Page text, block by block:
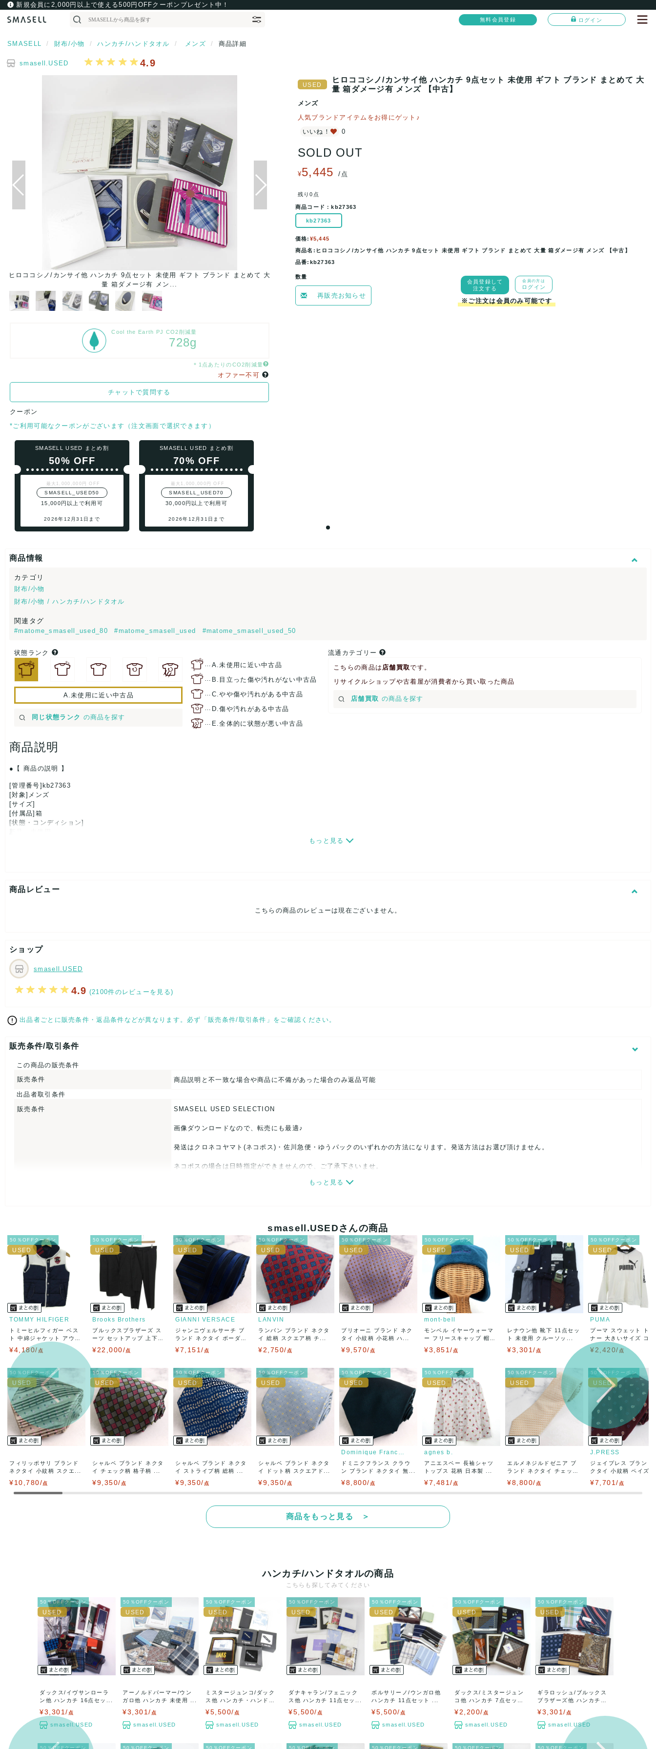
新規会員に2,000円以上で使える500円OFFクーポンプレゼント中！
無料会員登録 ログイン
SMASELL 財布/小物 ハンカチ/ハンドタオル メンズ 商品詳細
smasell.USED 4.9
ヒロココシノ/カンサイ他 ハンカチ 9点セット 未使用 ギフト ブランド まとめて 大
量 箱ダメージ有 メン...
ヒロココシノ/カンサイ他 ハンカチ 9点セット 未使用 ギフト ブランド まとめて 大
量 箱ダメージ有 メン...
ヒロココシノ/カンサイ他 ハンカチ
Cool the Earth PJ CO2削減量
728g
＊1点あたりのCO2削減量
オファー不可
チャットで質問する
ヒロココシノ/カンサイ他 ハンカチ 9点セット 未使用 ギフト ブランド まとめて 大
量 箱ダメージ有 メンズ 【中古】
メンズ
人気ブランドアイテムをお得にゲット♪
いいね！
0
SOLD OUT
¥5,445 / 点
残り0点
商品コード：kb27363
kb27363
価格: ¥5,445
商品名:ヒロココシノ/カンサイ他 ハンカチ 9点セット 未使用 ギフト ブランド まとめて 大量 箱ダメージ有 メンズ 【中古】
品番:kb27363
数量
再販売お知らせ
会員登録して
注文する
会員の方は
ログイン
※ご注文は会員のみ可能です
クーポン
*ご利用可能なクーポンがございます（注文画面で選択できます）
SMASELL USED まとめ割
50% OFF
最大1,000,000円 OFF
SMASELL_USED50
15,000円以上で利用可
2026年12月31日まで
SMASELL USED まとめ割
70% OFF
最大1,000,000円 OFF
SMASELL_USED70
30,000円以上で利用可
2026年12月31日まで
商品情報
カテゴリ
財布/小物
財布/小物 / ハンカチ/ハンドタオル
関連タグ
#matome_smasell_used_80 #matome_smasell_used #matome_smasell_used_50
状態ランク
A.未使用に近い中古品
同じ状態ランク の商品を探す
… A.未使用に近い中古品
… B.目立った傷や汚れがない中古品
… C.やや傷や汚れがある中古品
… D.傷や汚れがある中古品
… E.全体的に状態が悪い中古品
流通カテゴリー
こちらの商品は 店舗買取です。
リサイクルショップや古着屋が消費者から買い取った商品
店舗買取 の商品を探す
商品説明
【 商品の説明 】
[管理番号]kb27363
[対象]メンズ
[サイズ]
[付属品]箱
[状態・コンディション]
【 パッケージ 】
なし
もっと見る
商品レビュー
こちらの商品のレビューは現在ございません。
ショップ
smasell.USED
4.9 (2100件のレビューを見る)
出品者ごとに販売条件・返品条件などが異なります。必ず「販売条件/取引条件」をご確認ください。
販売条件/取引条件
この商品の販売条件
販売条件
商品説明と不一致な場合や商品に不備があった場合のみ返品可能
出品者取引条件
販売条件
SMASELL USED SELECTION
画像ダウンロードなので、転売にも最適♪
発送はクロネコヤマト(ネコポス)・佐川急便・ゆうパックのいずれかの方法になります。発送方法はお選び頂けません。
ネコポスの場合は日時指定ができませんので、ご了承下さいませ。
USED品に関しましては、見る方によって状態の価値観が異なりますので、トラブルを避けるため、神経質な方や完璧な商品を求められる方は御購
また商品には細心の注意をはらっておりますが、何かございましたら、レビュー記載前に必ずコメント欄よりご連絡お願い致します。対応できるこ
とがあれば、誠意をもって対応致します。
また並行輸入品もございますので、真贋方法などお答えできない場合もございます。
万が一、購入後に偽造品等が発覚しましたら、返品・返金にて対応致しますので、ご連絡お願い致します。
決済方法 クレジットカード、メルペイ、銀行振込、PayPay、コンビニ払い
出荷 送料：¥1,650(見込み)
送料表を確認する
出荷目安：5営業日以内
出荷予定日：なるべく最短で発送致します。
もっと見る
smasell.USEDさんの商品
50％OFFクーポン
TOMMY HILFIGER
トミーヒルフィガー ベス
ト 中綿ジャケット アウ
¥4,180/ 点
50％OFFクーポン
Brooks Brothers
ブルックスブラザーズ ス
ーツ セットアップ 上下
¥22,000/点
50％OFFクーポン
GIANNI VERSACE
ジャンニヴェルサーチ ブ
ランド ネクタイ ボーダ
¥7,151/ 点
50％OFFクーポン
LANVIN
ランバン ブランド ネクタ
イ 総柄 スクエア柄 チ...
¥2,750/ 点
50％OFFクーポン
ブリオーニ ブランド ネク
タイ 小紋柄 小花柄 ハ...
¥9,570/ 点
50％OFFクーポン
mont-bell
モンベル イヤーウォーマ
ー フリースキャップ 帽
¥3,851/ 点
50％OFFクーポン
レナウン他 靴下 11点セッ
ト 未使用 クルーソッ...
¥3,301/ 点
50％OFFクーポン
PUMA
プーマ スウェット ト
ナー 大きいサイズ コ
¥2,420/ 点
50％OFFクーポン
フィリッポサリ ブランド
ネクタイ 小紋柄 スクエ...
¥10,780/点
50％OFFクーポン
シャルベ ブランド ネクタ
イ チェック柄 格子柄 ...
¥9,350/ 点
50％OFFクーポン
シャルベ ブランド ネクタ
イ ストライプ柄 総柄 ...
¥9,350/ 点
50％OFFクーポン
シャルベ ブランド ネクタ
イ ドット柄 スクエアド...
¥9,350/ 点
50％OFFクーポン
ドミニクフランス クラウ
ン ブランド ネクタイ 無...
¥8,800/ 点
50％OFFクーポン
agnes b.
アニエスベー 長袖シャツ
トップス 花柄 日本製 ...
¥7,481/ 点
50％OFFクーポン
エルメネジルドゼニア ブ
ランド ネクタイ チェッ
¥8,800/ 点
50％OFFクーポン
J.PRESS
ジェイプレス ブランド
クタイ 小紋柄 ペイズ
¥7,701/ 点
商品をもっと見る ＞
ハンカチ/ハンドタオルの商品
こちらも探してみてください
50％OFFクーポン
ダックス/イヴサンローラ
ン他 ハンカチ 16点セッ...
¥3,301/ 点
smasell.USED
50％OFFクーポン
アーノルドパーマー/ウン
ガロ他 ハンカチ 未使用 ...
¥3,301/ 点
smasell.USED
50％OFFクーポン
ミスタージュンコ/ダック
ス他 ハンカチ・ハンドタ
¥5,500/ 点
smasell.USED
50％OFFクーポン
ダナキャラン/フェニック
ス他 ハンカチ 11点セッ...
¥5,500/ 点
smasell.USED
50％OFFクーポン
ボルサリーノ/ウンガロ他
ハンカチ 11点セット ...
¥5,500/ 点
smasell.USED
50％OFFクーポン
ダックス/ミスタージュン
コ他 ハンカチ 7点セッ
¥2,200/ 点
smasell.USED
50％OFFクーポン
ギラロッシュ/ブルックス
ブラザーズ他 ハンカチ
¥3,301/ 点
smasell.USED
50％OFFクーポン 50％OFFクーポン 50％OFFクーポン 50％OFFクーポン 50％OFFクーポン 50％OFFクーポン 50％OFFクーポン